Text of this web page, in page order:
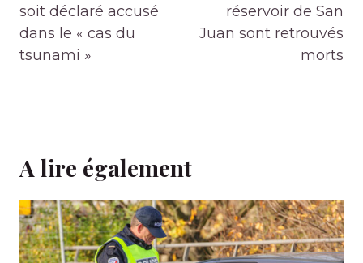
soit déclaré accusé
dans le « cas du
tsunami »
réservoir de San
Juan sont retrouvés
morts
A lire également